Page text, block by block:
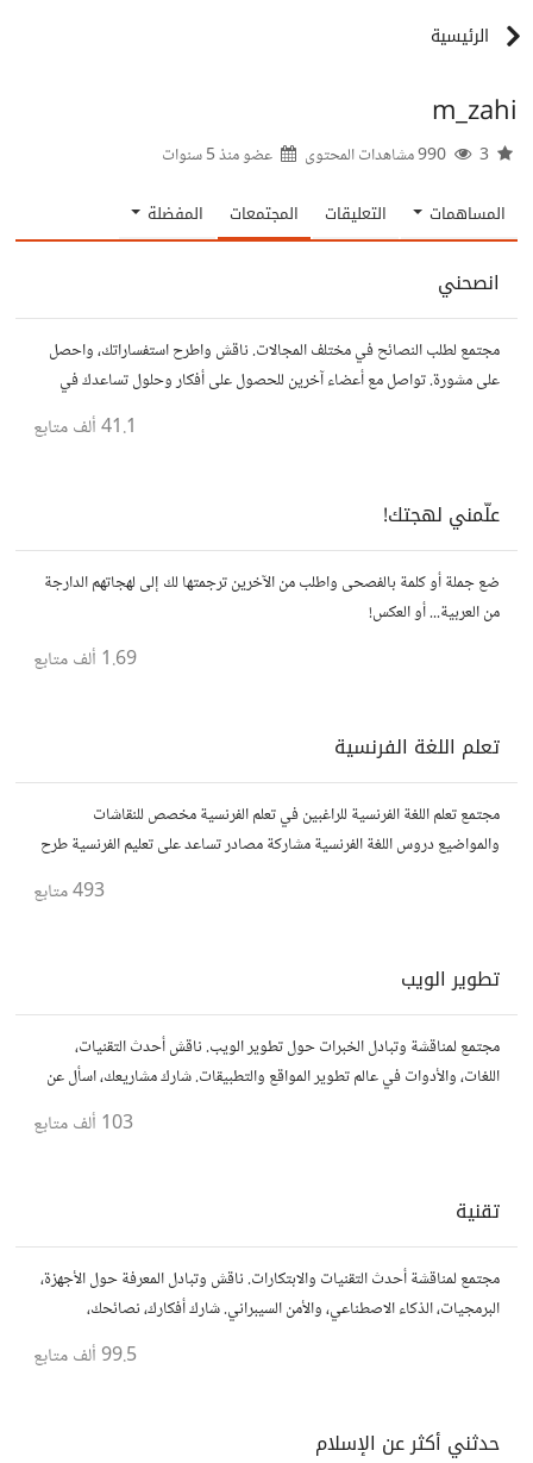
الرئيسية
m_zahi
عضو منذ5 سنوات
المساهمات التعليقات المجتمعات المفضلة
انصحني
مجتمع لطلب النصائح في مختلف المجالات. ناقش واطرح استفساراتك، واحصل
على مشورة. تواصل مع أعضاء آخرين للحصول على أفكار وحلول تساعدك في
41.1 ألف متابع
علّمني لهجتك!
ضع جملة أو كلمة بالفصحى واطلب من الآخرين ترجمتها لك إلى لهجاتهم الدارجة
من العربية... أو العكس!
1.69 ألف متابع
تعلم اللغة الفرنسية
مجتمع تعلم اللغة الفرنسية للراغبين في تعلم الفرنسية مخصص للنقاشات
والمواضيع دروس اللغة الفرنسية مشاركة مصادر تساعد على تعليم الفرنسية طرح
493متابع
تطوير الويب
مجتمع لمناقشة وتبادل الخبرات حول تطوير الويب. ناقش أحدث التقنيات،
اللغات، والأدوات في عالم تطوير المواقع والتطبيقات. شارك مشاريعك، اسأل عن
103 ألف متابع
تقنية
مجتمع لمناقشة أحدث التقنيات والابتكارات. ناقش وتبادل المعرفة حول الأجهزة،
البرمجيات، الذكاء الاصطناعي، والأمن السيبراني. شارك أفكارك، نصائحك،
99.5 ألف متابع
حدثني أكثر عن الإسلام